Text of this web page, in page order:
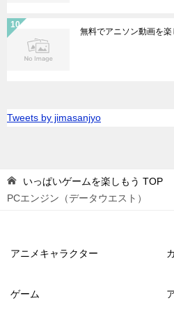
無料でアニソン動画を
Tweets by jimasanjyo
いっぱいゲームを楽しもう TOP
PCエンジン（データウエスト）
アニメキャラクター
ゲーム